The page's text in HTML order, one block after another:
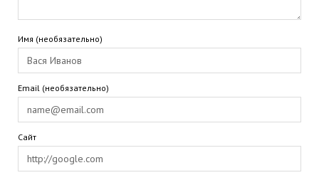
Имя (необязательно)
Email (необязательно)
Сайт